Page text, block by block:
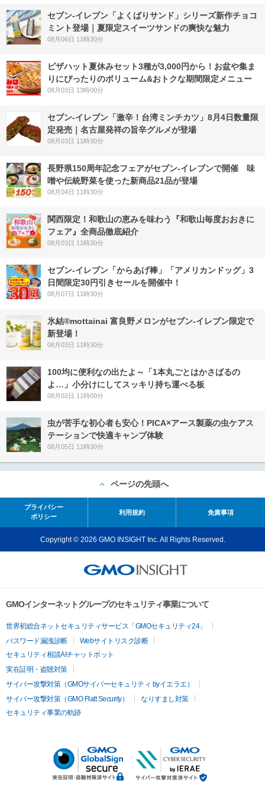
セブン‐イレブン「よくばりサンド」シリーズ新作チョコ
ミント登場｜夏限定スイーツサンドの爽快な魅力
08月06日 11時30分
ピザハット夏休みセット3種が3,000円から！お盆や集ま
りにぴったりのボリューム&おトクな期間限定メニュー
08月03日 13時00分
セブン-イレブン「激辛！台湾ミンチカツ」8月4日数量限
定発売｜名古屋発祥の旨辛グルメが登場
08月03日 11時30分
長野県150周年記念フェアがセブン-イレブンで開催 味
噌や伝統野菜を使った新商品21品が登場
08月04日 11時30分
関西限定！和歌山の恵みを味わう『和歌山毎度おおきに
フェア』全商品徹底紹介
08月03日 11時30分
セブン‐イレブン「からあげ棒」「アメリカンドッグ」3
日間限定30円引きセールを開催中！
08月07日 11時30分
氷結®mottainai 富良野メロンがセブン‐イレブン限定で
新登場！
08月03日 11時30分
100均に便利なの出たよ～「1本丸ごとはかさばるの
よ…」小分けにしてスッキリ持ち運べる板
08月02日 11時00分
虫が苦手な初心者も安心！PICA×アース製薬の虫ケアス
テーションで快適キャンプ体験
08月05日 11時30分
ページの先頭へ
プライバシー
ポリシー
利用規約 免責事項
Copyright © 2026 GMO INSIGHT Inc. All Rights Reserved.
GMOインターネットグループのセキュリティ事業について
世界初総合ネットセキュリティサービス「GMOセキュリティ24」
パスワード漏洩診断
Webサイトリスク診断
セキュリティ相談AIチャットボット
実在証明・盗聴対策
サイバー攻撃対策（GMOサイバーセキュリティ byイエラエ）
サイバー攻撃対策（GMO Flatt Security）
なりすまし対策
セキュリティ事業の軌跡